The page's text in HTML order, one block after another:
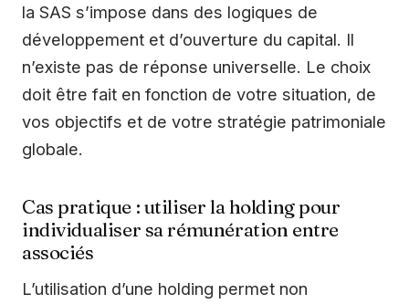
la SAS s’impose dans des logiques de
développement et d’ouverture du capital. Il
n’existe pas de réponse universelle. Le choix
doit être fait en fonction de votre situation, de
vos objectifs et de votre stratégie patrimoniale
globale.
Cas pratique : utiliser la holding pour
individualiser sa rémunération entre
associés
L’utilisation d’une holding permet non